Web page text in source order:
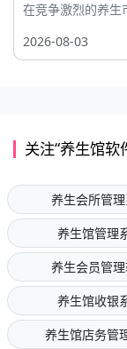
在竞争激烈的养生
2026-08-03
关注“养生馆软
养生会所管
养生馆管理
养生会员管
养生馆收银
养生馆店务管